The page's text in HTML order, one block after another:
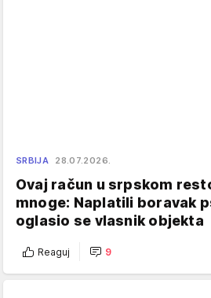
SRBIJA 28.07.2026.
Ovaj račun u srpskom
mnoge: Naplatili boravak
oglasio se vlasnik objekta
Reaguj 9